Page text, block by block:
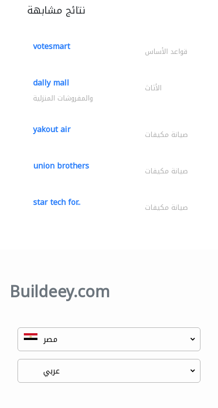
نتائج مشابهة
votesmart قواعد الأساس
dally mall الأثاث
والمفروشات المنزلية
yakout air صيانة مكيفات
union brothers صيانة مكيفات
star tech for.. صيانة مكيفات
Buildeey.com